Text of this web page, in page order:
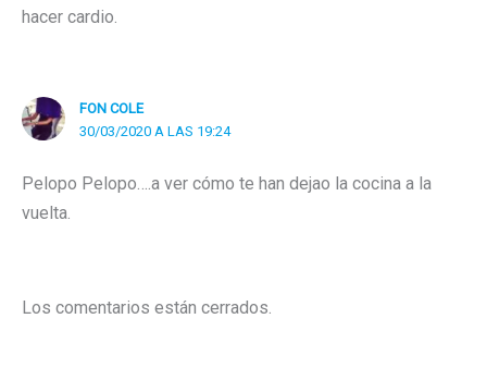
hacer cardio.
FON COLE
30/03/2020 A LAS 19:24
Pelopo Pelopo….a ver cómo te han dejao la cocina a la
vuelta.
Los comentarios están cerrados.